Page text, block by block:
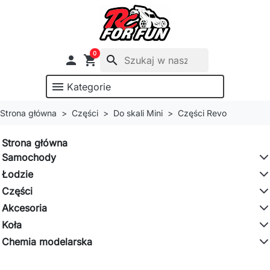
 shopping_cart
0
search
menu Kategorie
Strona główna Części Do skali Mini Części Revo
Strona główna
Samochody
Łodzie
Części
Akcesoria
Koła
Chemia modelarska